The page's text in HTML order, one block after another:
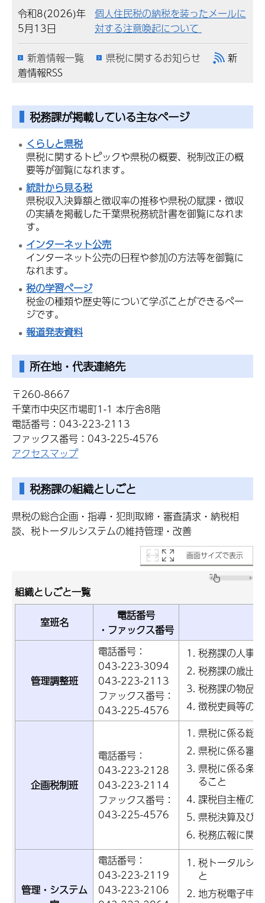
令和8(2026)年
5月13日
個人住民税の納税を装ったメールに
対する注意喚起について
新着情報一覧
県税に関するお知らせ
新
着情報RSS
税務課が掲載している主なページ
くらしと県税
県税に関するトピックや県税の概要、税制改正の概
要等が御覧になれます。
統計から見る税
県税収入決算額と徴収率の推移や県税の賦課・徴収
の実績を掲載した千葉県税務統計書を御覧になれま
す。
インターネット公売
インターネット公売の日程や参加の方法等を御覧に
なれます。
税の学習ページ
税金の種類や歴史等について学ぶことができるペー
ジです。
報道発表資料
所在地・代表連絡先
〒260-8667
千葉市中央区市場町1-1 本庁舎8階
電話番号：043-223-2113
ファックス番号：043-225-4576
アクセスマップ
税務課の組織としごと
県税の総合企画・指導・犯則取締・審査請求・納税相
談、税トータルシステムの維持管理・改善
画面サイズで表示
組織としごと一覧
室班名
電話番号
・ファックス番号
管理調整班
電話番号：
043-223-3094
043-223-2113
ファックス番号：
043-225-4576
税務課の人事
税務課の歳出
税務課の物品
徴税吏員等の
企画税制班
電話番号：
043-223-2128
043-223-2114
ファックス番号：
043-225-4576
県税に係る総
県税に係る審
県税に係る条
ること
課税自主権の
県税決算及び
税務広報に関
管理・システム
電話番号：
043-223-2119
043-223-2106
税トータルシ
と
地方税電子申